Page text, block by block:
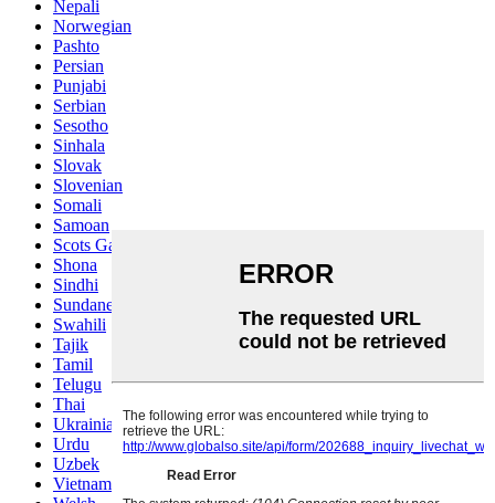
Nepali
Norwegian
Pashto
Persian
Punjabi
Serbian
Sesotho
Sinhala
Slovak
Slovenian
Somali
Samoan
Scots Gaelic
Shona
Sindhi
Sundanese
Swahili
Tajik
Tamil
Telugu
Thai
Ukrainian
Urdu
Uzbek
Vietnamese